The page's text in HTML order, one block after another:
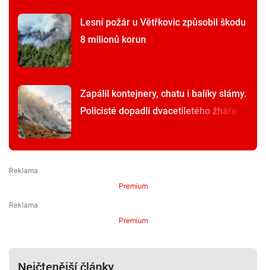
Lesní požár u Větřkovic způsobil škodu
8 milionů korun
Zapálil kontejnery, chatu i balíky slámy.
Policisté dopadli dvacetiletého žháře
Premium
Premium
Nejčtenější články